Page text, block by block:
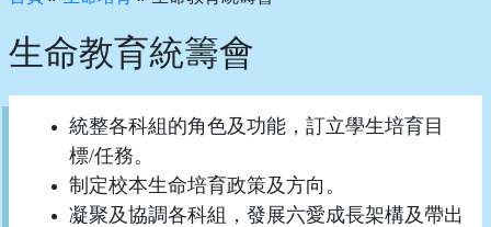
生命教育統籌會
統整各科組的角色及功能，訂立學生培育目
標/任務。
制定校本生命培育政策及方向。
凝聚及協調各科組，發展六愛成長架構及帶出